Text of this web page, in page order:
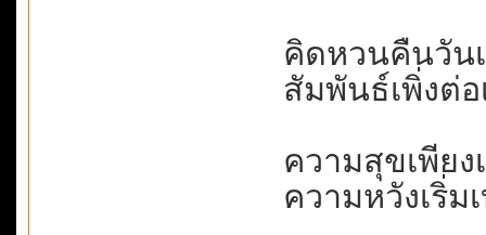
คิดหวนคืนวันเ
สัมพันธ์เพิ่งต่
ความสุขเพีย
ความหวังเริ่